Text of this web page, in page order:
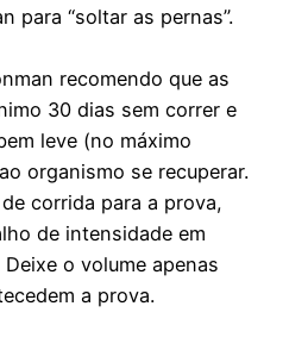
para “soltar as pernas”.
recomendo que as
30 dias sem correr e
leve (no máximo
organismo se recuperar.
corrida para a prova,
de intensidade em
o volume apenas
a prova.